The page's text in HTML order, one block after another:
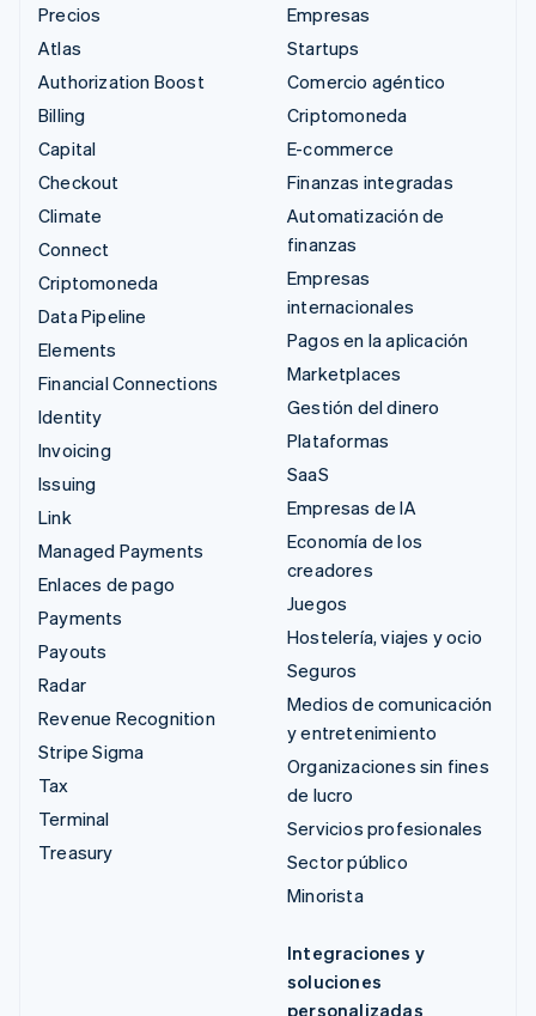
Precios
Atlas
Authorization Boost
Billing
Capital
Checkout
Climate
Connect
Criptomoneda
Data Pipeline
Elements
Financial Connections
Identity
Invoicing
Issuing
Link
Managed Payments
Enlaces de pago
Payments
Payouts
Radar
Revenue Recognition
Stripe Sigma
Tax
Terminal
Treasury
Empresas
Startups
Comercio agéntico
Criptomoneda
E-commerce
Finanzas integradas
Automatización de
finanzas
Empresas
internacionales
Pagos en la aplicación
Marketplaces
Gestión del dinero
Plataformas
SaaS
Empresas de IA
Economía de los
creadores
Juegos
Hostelería, viajes y ocio
Seguros
Medios de comunicación
y entretenimiento
Organizaciones sin fines
de lucro
Servicios profesionales
Sector público
Minorista
Integraciones y
soluciones
personalizadas